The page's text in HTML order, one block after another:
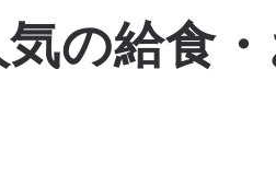
気の給食